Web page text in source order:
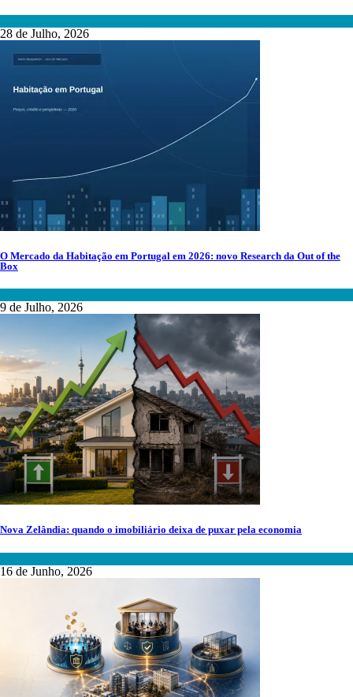
28 de Julho, 2026
O Mercado da Habitação em Portugal em 2026: novo Research da Out of the
Box
9 de Julho, 2026
Nova Zelândia: quando o imobiliário deixa de puxar pela economia
16 de Junho, 2026